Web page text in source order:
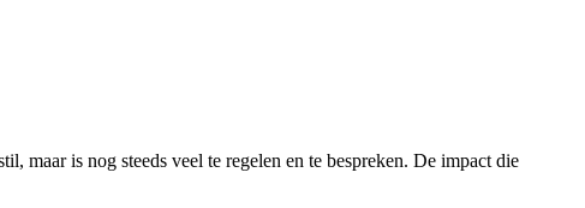
maar is nog steeds veel te regelen en te bespreken. De impact die